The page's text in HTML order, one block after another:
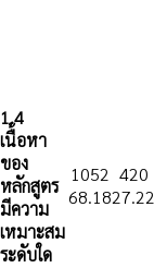
1.4
เนื้อหา
ของ
หลักสูตร
มีความ
เหมาะสม
ระดับใด
1052
68.18
420
27.22